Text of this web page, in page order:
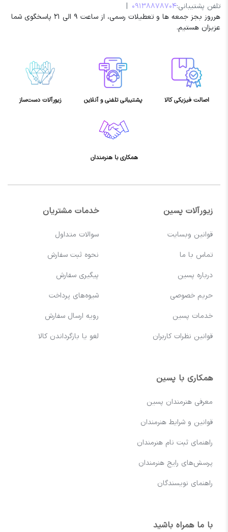
تلفن پشتیبانی:09138878704
|
هرروز بجز جمعه ها و تعطیلات رسمی، از ساعت 9 الی 21 پاسخگوی شما
عزیزان هستیم.
اصالت فیزیکی کالا پشتیبانی تلفنی و آنلاین زیورآلات دست‌ساز
همکاری با هنرمندان
زیورآلات پسین
قوانین وبسایت
تماس با ما
درباره پسین
حریم خصوصی
خدمات پسین
قوانین نظرات کاربران
خدمات مشتریان
سوالات متداول
نحوه ثبت سفارش
پیگیری سفارش
شیوه‌های پرداخت
رویه ارسال سفارش
لغو یا بازگرداندن کالا
همکاری با پسین
معرفی هنرمندان پسین
قوانین و شرایط هنرمندان
راهنمای ثبت نام هنرمندان
پرسش‌های رایج هنرمندان
راهنمای نویسندگان
با ما همراه باشید